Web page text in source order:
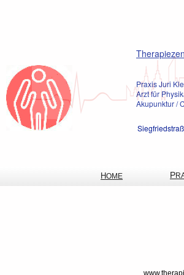
Praxis Juri
Arzt für
Akupunktur /
P
HOME